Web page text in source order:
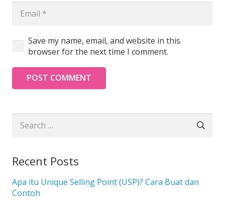
Save my name, email, and website in this
browser for the next time I comment.
POST COMMENT
Recent Posts
Apa itu Unique Selling Point (USP)? Cara Buat dan
Contoh